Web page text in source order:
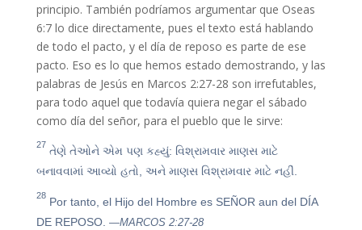
principio. También podríamos argumentar que Oseas
6:7 lo dice directamente, pues el texto está hablando
de todo el pacto, y el día de reposo es parte de ese
pacto. Eso es lo que hemos estado demostrando, y las
palabras de Jesús en Marcos 2:27-28 son irrefutables,
para todo aquel que todavía quiera negar el sábado
como día del señor, para el pueblo que le sirve:
27 તેણે તેઓને એમ પણ કહ્યું: વિશ્રામવાર માણસ માટે
બનાવવામાં આવ્યો હતો, અને માણસ વિશ્રામવાર માટે નહીં.
28Por tanto, el Hijo del Hombre es SEÑOR aun del DÍA
DE REPOSO. —MARCOS 2:27-28